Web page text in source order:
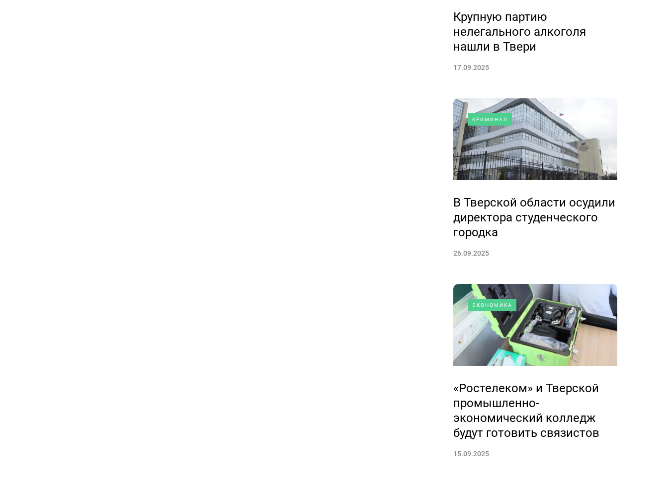
Крупную партию
нелегального алкоголя
нашли в Твери
17.09.2025
КРИМИНАЛ
В Тверской области осудили
директора студенческого
городка
26.09.2025
ЭКОНОМИКА
«Ростелеком» и Тверской
промышленно-
экономический колледж
будут готовить связистов
15.09.2025